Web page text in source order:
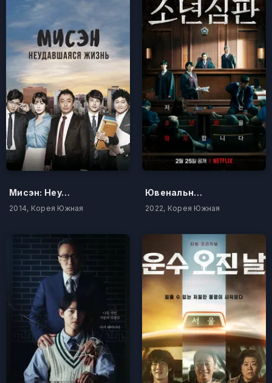
Мисэн: Неудавшаяся жизнь
2014, Корея Южная
Ювенальный суд
2022, Корея Южная